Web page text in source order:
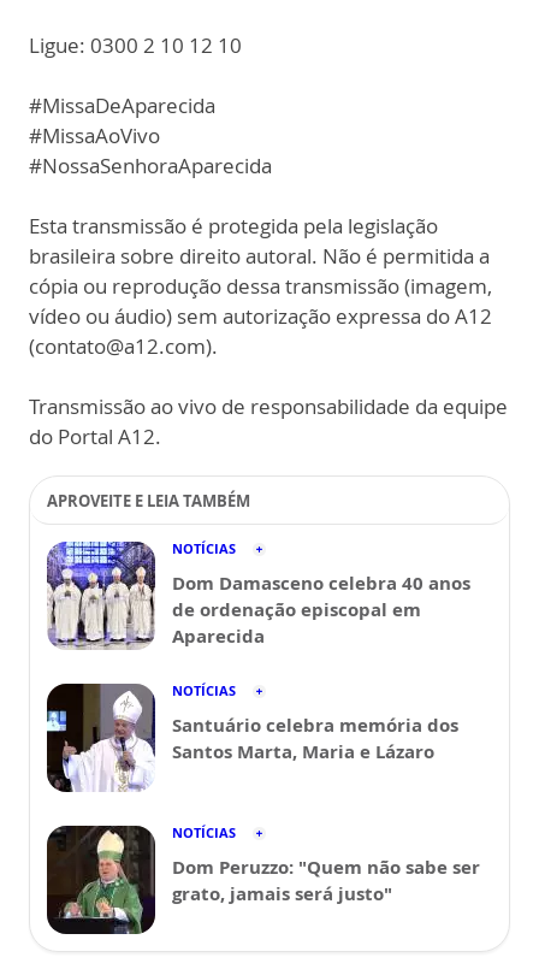
Ligue: 0300 2 10 12 10
#MissaDeAparecida
#MissaAoVivo
#NossaSenhoraAparecida
Esta transmissão é protegida pela legislação
brasileira sobre direito autoral. Não é permitida a
cópia ou reprodução dessa transmissão (imagem,
vídeo ou áudio) sem autorização expressa do A12
(contato@a12.com).
Transmissão ao vivo de responsabilidade da equipe
do Portal A12.
APROVEITE E LEIA TAMBÉM
NOTÍCIAS
Dom Damasceno celebra 40 anos
de ordenação episcopal em
Aparecida
NOTÍCIAS
Santuário celebra memória dos
Santos Marta, Maria e Lázaro
NOTÍCIAS
Dom Peruzzo: "Quem não sabe ser
grato, jamais será justo"